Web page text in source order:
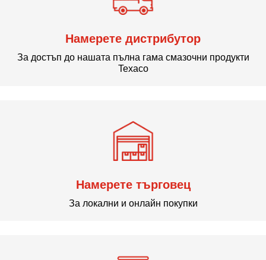
Намерете дистрибутор
За достъп до нашата пълна гама смазочни продукти
Texaco
Намерете търговец
За локални и онлайн покупки